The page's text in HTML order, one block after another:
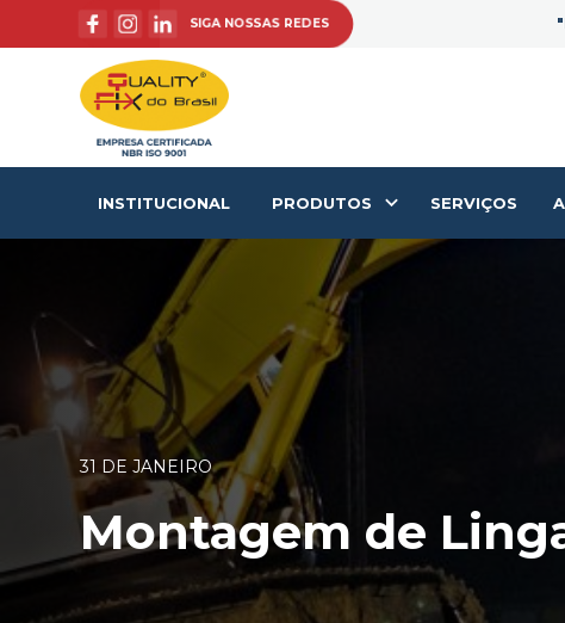
SIGA NOSSAS REDES
INSTITUCIONAL PRODUTOS SERVIÇOS
31 DE JANEIRO
Montagem de